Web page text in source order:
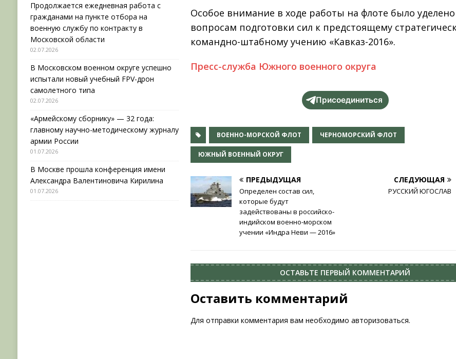
Особое внимание в ходе работы на флоте было уделено
вопросам подготовки сил к предстоящему
командно-штабному учению «Кавказ-2016».
Пресс-служба Южного военного округа
Присоединиться
ВОЕННО-МОРСКОЙ ФЛОТ ЧЕРНОМОРСКИЙ ФЛОТ
ЮЖНЫЙ ВОЕННЫЙ ОКРУГ
ПРЕДЫДУЩАЯ
Определен состав сил,
которые будут
задействованы в российско-
индийском военно-морском
учении «Индра Неви — 2016»
СЛЕДУЮЩАЯ
РУССКИЙ ЮГОСЛАВ
ОСТАВЬТЕ ПЕРВЫЙ КОММЕНТАРИЙ
Оставить комментарий
Для отправки комментария вам необходимоавторизоваться.
Продолжается ежедневная работа с
гражданами на пункте отбора на
военную службу по контракту в
Московской области
02.07.2026
В Московском военном округе успешно
испытали новый учебный FPV-дрон
самолетного типа
02.07.2026
«Армейскому сборнику» — 32 года:
главному научно-методическому журналу
армии России
01.07.2026
В Москве прошла конференция имени
Александра Валентиновича Кирилина
01.07.2026